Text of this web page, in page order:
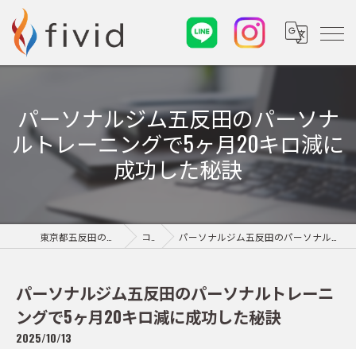
パーソナルジム五反田のパーソナ
ルトレーニングで5ヶ月20キロ減に
成功した秘訣
コラム パーソナルジム五反田のパーソナルトレーニングで5ヶ月20キロ減に成功した秘訣
パーソナルジム五反田のパーソナルトレーニ
ングで5ヶ月20キロ減に成功した秘訣
2025/10/13